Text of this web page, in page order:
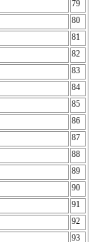
79
80
81
82
83
84
85
86
87
88
89
90
91
92
93